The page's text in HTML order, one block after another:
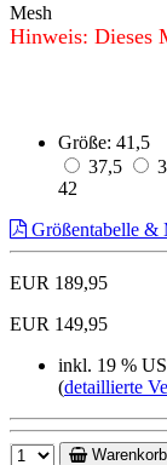
Mesh
Hinweis: Dieses
Größe: 41,5
37,5
42
Größentabelle &
EUR 189,95
EUR 149,95
inkl. 19 %
(detaillierte
Warenkorb